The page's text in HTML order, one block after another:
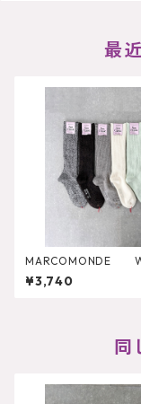
最
MARCOMONDE
ose Socks
¥3,740
同